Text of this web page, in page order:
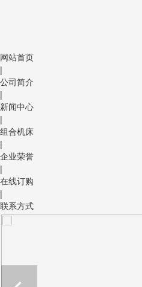
网站首页
|
公司简介
|
新闻中心
|
组合机床
|
企业荣誉
|
在线订购
|
联系方式